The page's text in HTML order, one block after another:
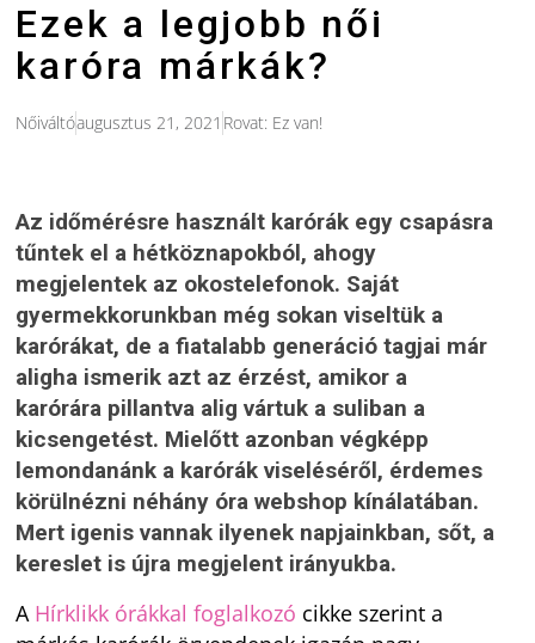
Ezek a legjobb női
karóra márkák?
Nőiváltóaugusztus 21, 2021 Rovat: Ez van!
Az időmérésre használt karórák egy csapásra
tűntek el a hétköznapokból, ahogy
megjelentek az okostelefonok. Saját
gyermekkorunkban még sokan viseltük a
karórákat, de a fiatalabb generáció tagjai már
aligha ismerik azt az érzést, amikor a
karórára pillantva alig vártuk a suliban a
kicsengetést. Mielőtt azonban végképp
lemondanánk a karórák viseléséről, érdemes
körülnézni néhány óra webshop kínálatában.
Mert igenis vannak ilyenek napjainkban, sőt, a
kereslet is újra megjelent irányukba.
A Hírklikk órákkal foglalkozó cikke szerint a